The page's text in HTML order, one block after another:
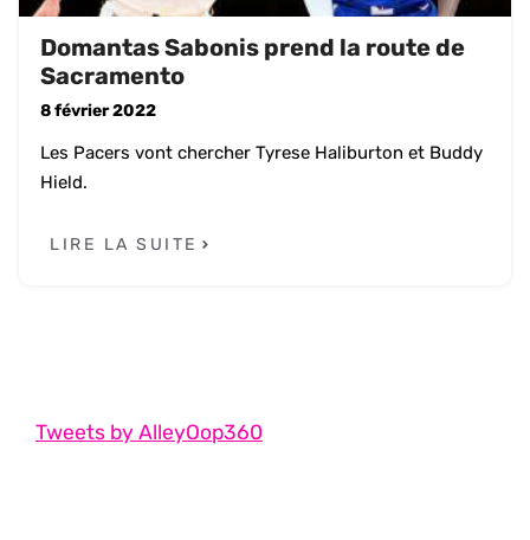
Domantas Sabonis prend la route de
Sacramento
8 février 2022
Les Pacers vont chercher Tyrese Haliburton et Buddy
Hield.
LIRE LA SUITE
Tweets by AlleyOop360